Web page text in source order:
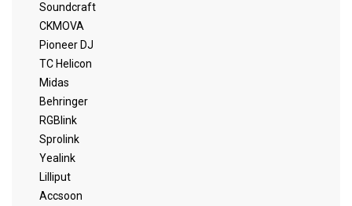
Soundcraft
CKMOVA
Pioneer DJ
TC Helicon
Midas
Behringer
RGBlink
Sprolink
Yealink
Lilliput
Accsoon